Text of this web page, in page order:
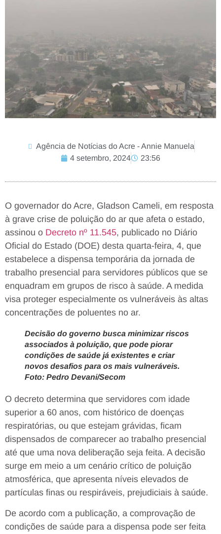
Agência de Notícias do Acre - Annie Manuela
4 setembro, 2024
23:56
O governador do Acre, Gladson Cameli, em resposta
à grave crise de poluição do ar que afeta o estado,
assinou o Decreto nº 11.545, publicado no Diário
Oficial do Estado (DOE) desta quarta-feira, 4, que
estabelece a dispensa temporária da jornada de
trabalho presencial para servidores públicos que se
enquadram em grupos de risco à saúde. A medida
visa proteger especialmente os vulneráveis às altas
concentrações de poluentes no ar.
Decisão do governo busca minimizar riscos
associados à poluição, que pode piorar
condições de saúde já existentes e criar
novos desafios para os mais vulneráveis.
Foto: Pedro Devani/Secom
O decreto determina que servidores com idade
superior a 60 anos, com histórico de doenças
respiratórias, ou que estejam grávidas, ficam
dispensados de comparecer ao trabalho presencial
até que uma nova deliberação seja feita. A decisão
surge em meio a um cenário crítico de poluição
atmosférica, que apresenta níveis elevados de
partículas finas ou respiráveis, prejudiciais à saúde.
De acordo com a publicação, a comprovação de
condições de saúde para a dispensa pode ser feita